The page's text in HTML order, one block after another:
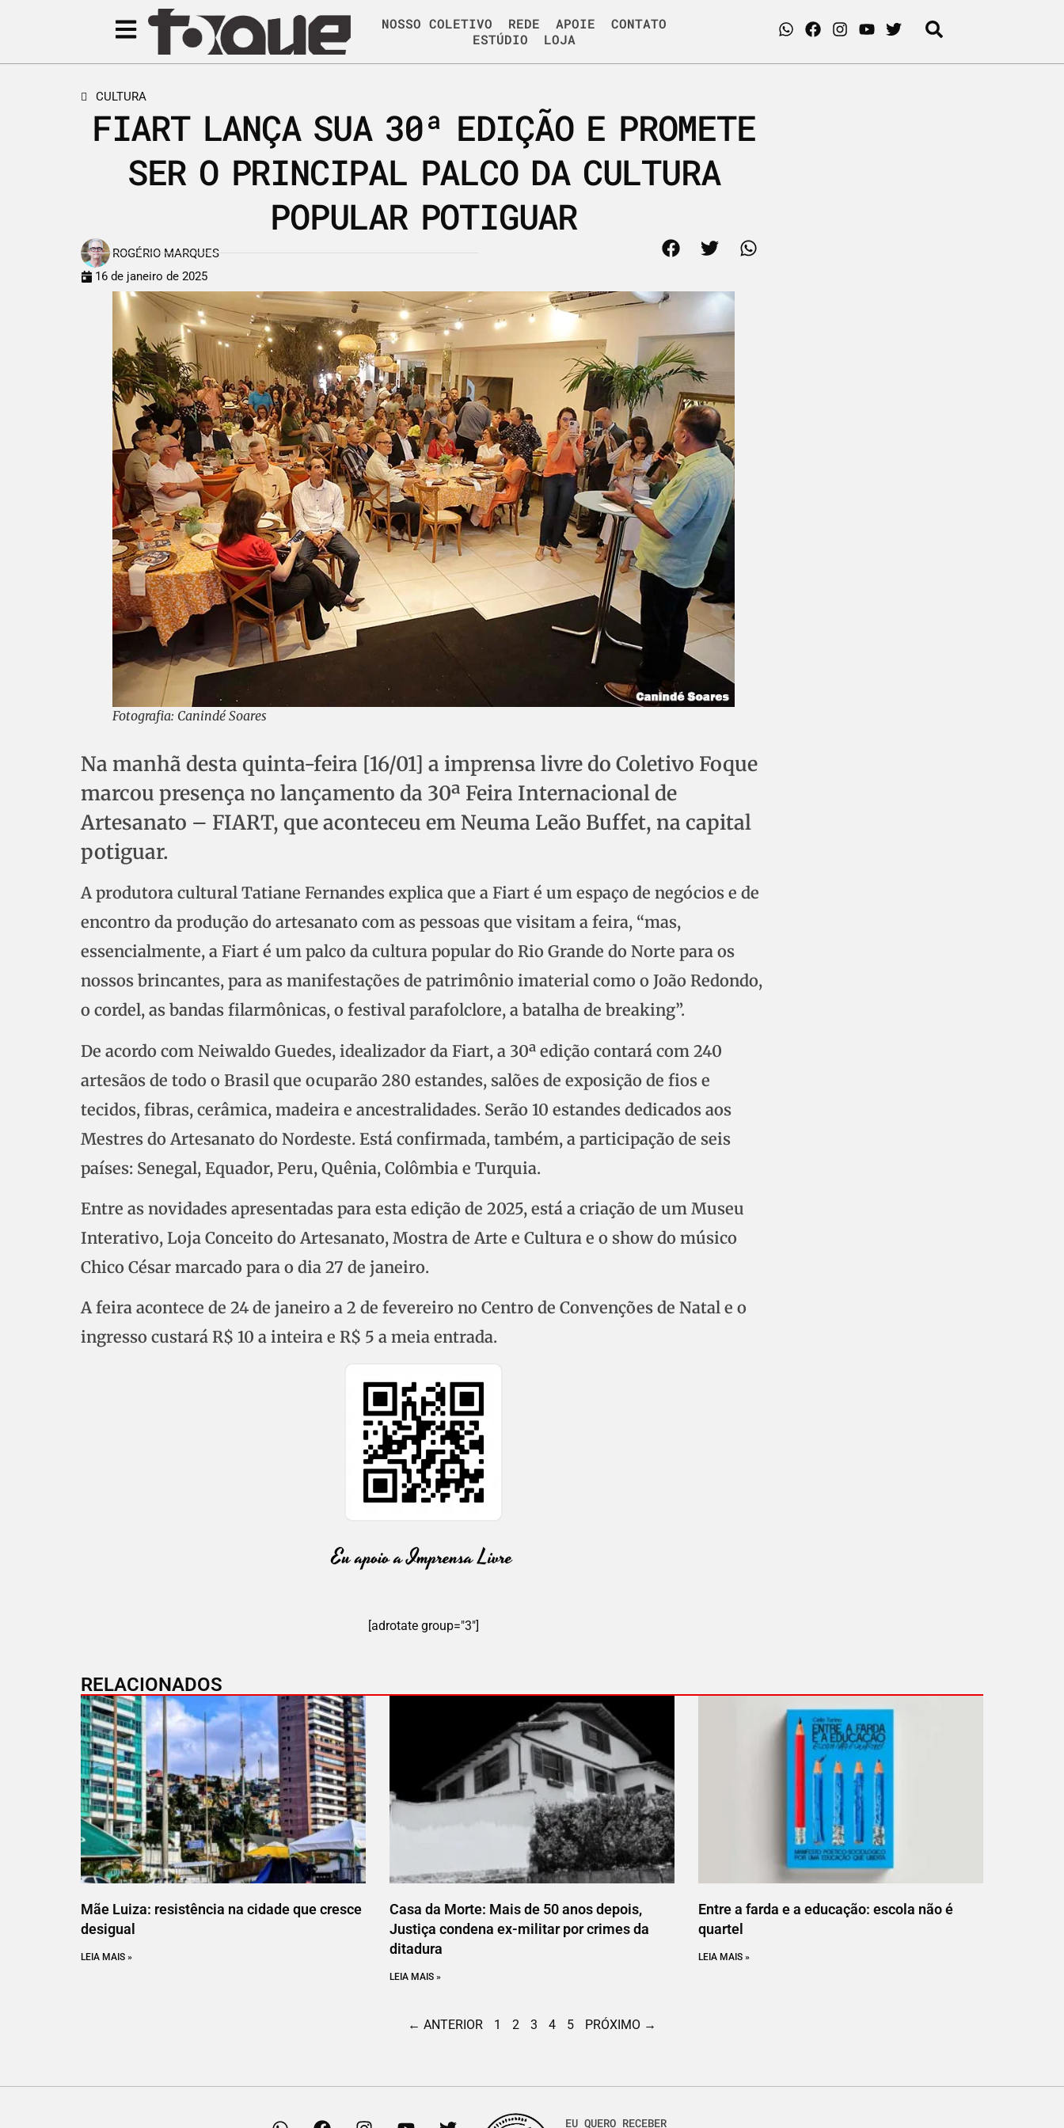
NOSSO COLETIVO REDE APOIE
CONTATO
ESTÚDIO
LOJA
CULTURA
FIART LANÇA SUA 30ª EDIÇÃO E PROMETE
SER O PRINCIPAL PALCO DA CULTURA
POPULAR POTIGUAR
ROGÉRIO MARQUES
16 de janeiro de 2025
Fotografia: Canindé Soares
Na manhã desta quinta-feira [16/01] a imprensa livre do Coletivo Foque
marcou presença no lançamento da 30ª Feira Internacional de
Artesanato – FIART, que aconteceu em Neuma Leão Buffet, na capital
potiguar.
A produtora cultural Tatiane Fernandes explica que a Fiart é um espaço de negócios e de
encontro da produção do artesanato com as pessoas que visitam a feira, “mas,
essencialmente, a Fiart é um palco da cultura popular do Rio Grande do Norte para os
nossos brincantes, para as manifestações de patrimônio imaterial como o João Redondo,
o cordel, as bandas filarmônicas, o festival parafolclore, a batalha de breaking”.
De acordo com Neiwaldo Guedes, idealizador da Fiart, a 30ª edição contará com 240
artesãos de todo o Brasil que ocuparão 280 estandes, salões de exposição de fios e
tecidos, fibras, cerâmica, madeira e ancestralidades. Serão 10 estandes dedicados aos
Mestres do Artesanato do Nordeste. Está confirmada, também, a participação de seis
países: Senegal, Equador, Peru, Quênia, Colômbia e Turquia.
Entre as novidades apresentadas para esta edição de 2025, está a criação de um Museu
Interativo, Loja Conceito do Artesanato, Mostra de Arte e Cultura e o show do músico
Chico César marcado para o dia 27 de janeiro.
A feira acontece de 24 de janeiro a 2 de fevereiro no Centro de Convenções de Natal e o
ingresso custará R$ 10 a inteira e R$ 5 a meia entrada.
[adrotate group="3"]
RELACIONADOS
Mãe Luiza: resistência na cidade que cresce
desigual
LEIA MAIS »
Casa da Morte: Mais de 50 anos depois,
Justiça condena ex-militar por crimes da
ditadura
LEIA MAIS »
Entre a farda e a educação: escola não é
quartel
LEIA MAIS »
← ANTERIOR 1 2 3 4 5 PRÓXIMO →
EU QUERO RECEBER